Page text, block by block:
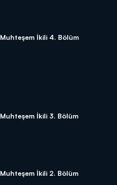
Muhteşem İkili 4. Bölüm
Muhteşem İkili 3. Bölüm
Muhteşem İkili 2. Bölüm